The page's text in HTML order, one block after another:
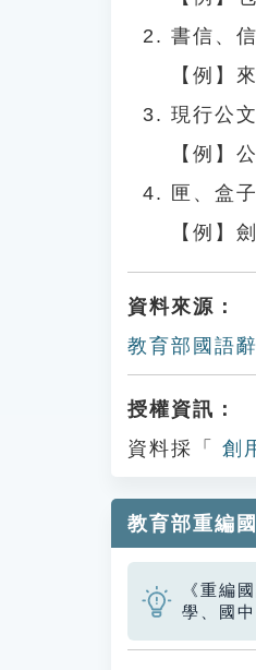
書信、信
【例】
現行公
【例】
匣、盒子
【例】
資料來源：
教育部國語
授權資訊：
資料採「
創
教育部重編
《重編
學、國